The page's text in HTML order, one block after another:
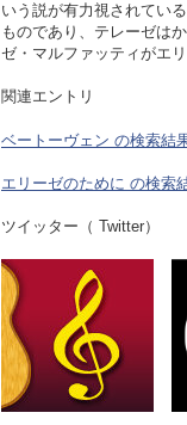
いう説が有力視されてい
ものであり、テレーゼは
ゼ・マルファッティがエ
関連エントリ
ベートーヴェン の検索結
エリーゼのために の検索
ツイッター（ Twitter）